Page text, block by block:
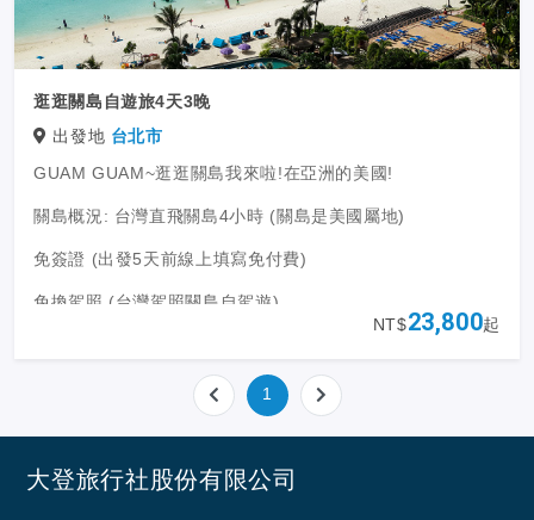
逛逛關島自遊旅4天3晚
出發地 台北市
GUAM GUAM~逛逛關島我來啦!在亞洲的美國!
關島概況: 台灣直飛關島4小時 (關島是美國屬地)
免簽證 (出發5天前線上填寫免付費)
免換駕照 (台灣駕照關島自駕遊)
NT$23,800起
1
大登旅行社股份有限公司